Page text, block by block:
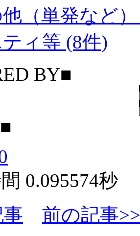
（単発など
ィ等 (8件)
BY■
0.095574秒
前の記事>>